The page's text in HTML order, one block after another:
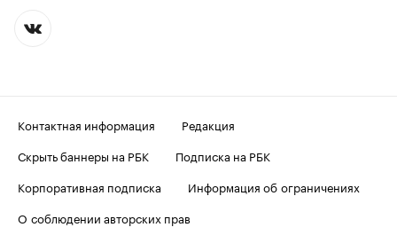
Контактная информация
Редакция
Скрыть баннеры на РБК
Подписка на РБК
Корпоративная подписка
Информация об ограничениях
О соблюдении авторских прав